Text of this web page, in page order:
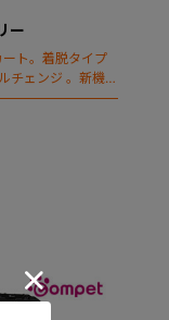
ー
ト。着脱タイプ
チェンジ 。新機能
搭載